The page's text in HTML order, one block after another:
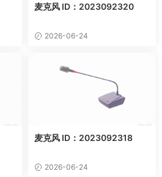
麦克风 ID：2023092320
2026-06-24
麦克风 ID：2023092318
2026-06-24